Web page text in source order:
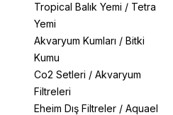
Tropical Balık Yemi / Tetra
Yemi
Akvaryum Kumları / Bitki
Kumu
Co2 Setleri / Akvaryum
Filtreleri
Eheim Dış Filtreler / Aquael